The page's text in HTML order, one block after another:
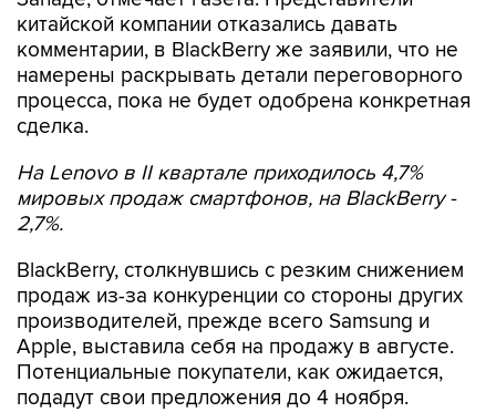
китайской компании отказались давать
комментарии, в BlackBerry же заявили, что не
намерены раскрывать детали переговорного
процесса, пока не будет одобрена конкретная
сделка.
На Lenovo в II квартале приходилось 4,7%
мировых продаж смартфонов, на BlackBerry -
2,7%.
BlackBerry, столкнувшись с резким снижением
продаж из-за конкуренции со стороны других
производителей, прежде всего Samsung и
Apple, выставила себя на продажу в августе.
Потенциальные покупатели, как ожидается,
подадут свои предложения до 4 ноября.